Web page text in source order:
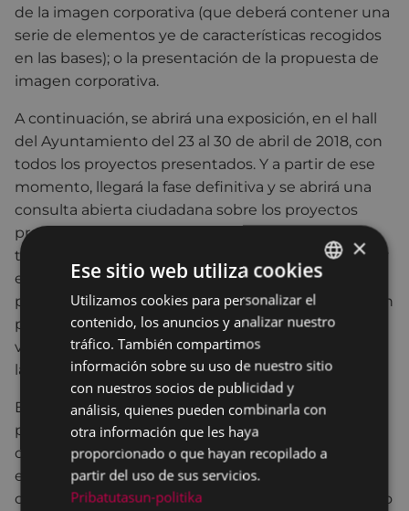
de la imagen corporativa (que deberá contener una
serie de elementos ye de características recogidos
en las bases); o la presentación de la propuesta de
imagen corporativa.
A continuación, se abrirá una exposición, en el hall
del Ayuntamiento del 23 al 30 de abril de 2018, con
todos los proyectos presentados. Y a partir de ese
momento, llegará la fase definitiva y se abrirá una
consulta abierta ciudadana sobre los proyectos
presentados. Podrán votar los ciudadanos que
tengan 16 años o más a fecha 31 de marzo de 2018 y
estén empadronados en Eibar. Para fomentar la
participación ciudadana se organizará un sorteo con
premios entre quienes depositen el voto. La
votación será, en Pegora, en las mismas fechas que
la exposición, de 23 al 30 de abril.
El centro de educación primaria ganador recibirá el
premio valorado en 2.000 euros como máximo y el
de Bachiller recibirá el premio valorado en 3.000
euros como máximo. Y además, cada uno de los
colegios de primaria inscritos recibirá como máximo
BASQUE
SPANISH
×
Ese sitio web utiliza cookies
Utilizamos cookies para personalizar el
contenido, los anuncios y analizar nuestro
tráfico. También compartimos
información sobre su uso de nuestro sitio
con nuestros socios de publicidad y
análisis, quienes pueden combinarla con
otra información que les haya
proporcionado o que hayan recopilado a
partir del uso de sus servicios.
Pribatutasun-politika